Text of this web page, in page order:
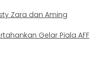
Zara dan Aming
Gelar Piala AFF